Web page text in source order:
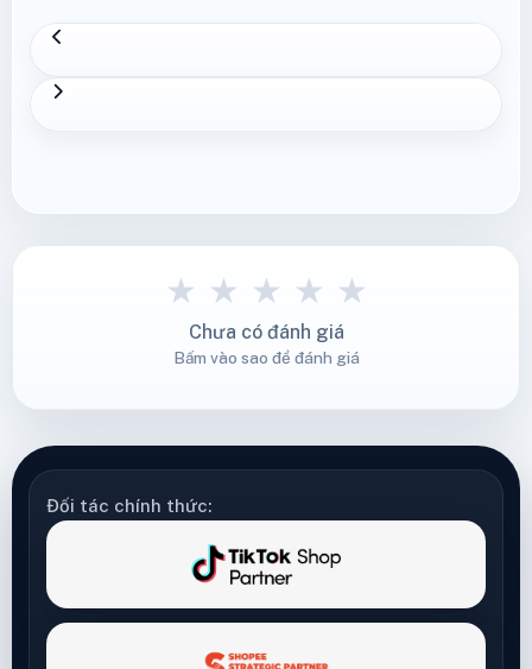
★ ★ ★ ★ ★
Chưa có đánh giá
Bấm vào sao để đánh giá
Đối tác chính thức: